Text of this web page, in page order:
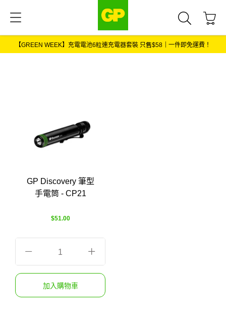
【GREEN WEEK】充電電池6粒連充電器套裝 只售$58｜一件即免運費！
GP Discovery 筆型手
電筒 - CP21
$51.00